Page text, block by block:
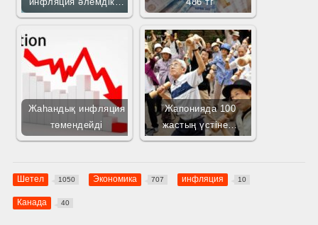
инфляция әлемдік…
486 тг
Жаһандық инфляция
төмендейді
Жапонияда 100
жастың үстіне…
Шетел 1050 Экономика 707 инфляция 10
Канада 40